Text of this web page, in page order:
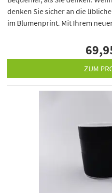
denken Sie sicher an die
im Blumenprint. Mit Ihrem
ZUM